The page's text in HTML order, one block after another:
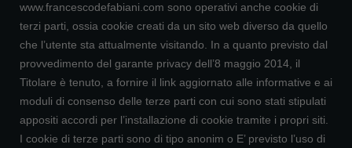
www.francescodefabiani.com sono operativi anche cookie di
terzi parti, ossia cookie creati da un sito web diverso da quello
che l’utente sta attualmente visitando. In a quanto previsto dal
provvedimento del garante privacy dell’8 maggio 2014, il
Titolare è tenuto, a fornire il link aggiornato alle informative e ai
moduli di consenso delle terze parti con cui sono stati stipulati
appositi accordi per l’installazione di cookie tramite i propri siti.
I cookie di terze parti sono di tipo anonim o E’ previsto l’uso di